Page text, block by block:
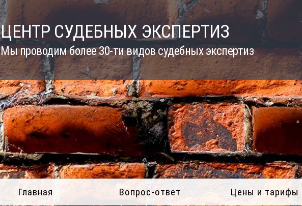
ЦЕНТР СУДЕБНЫХ ЭКСПЕРТИЗ
Мы проводим более 30-ти видов судебных экспертиз
Главная Вопрос-ответ Цены и тарифы